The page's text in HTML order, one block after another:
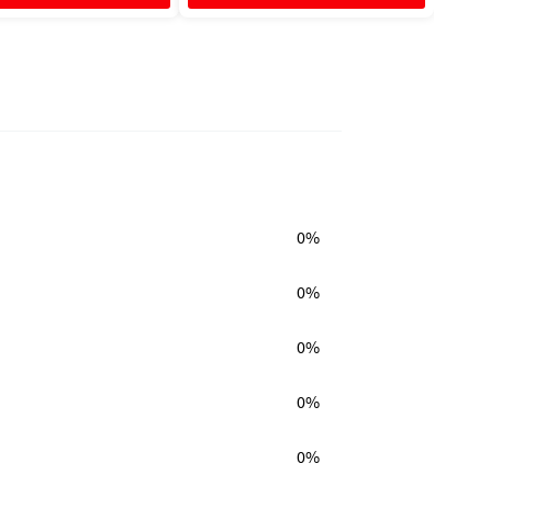
0%
0%
0%
0%
0%